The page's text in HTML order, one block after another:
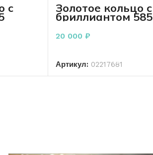
с Золотое кольцо с
бриллиантом 585
пробы 1,95 18 р-р
20 000₽
Артикул: 02217681